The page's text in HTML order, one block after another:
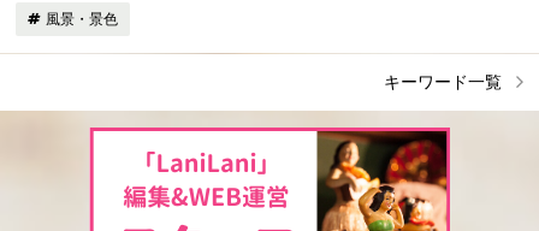
風景・景色
キーワード一覧